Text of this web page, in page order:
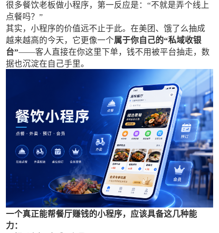
很多餐饮老板做小程序，第一反应是：“不就是弄个线上
点餐吗？”
其实，小程序的价值远不止于此。在美团、饿了么抽成
越来越高的今天，它更像一个属于你自己的“私域收银
台”——客人直接在你这里下单，钱不用被平台抽走，数
据也沉淀在自己手里。
一个真正能帮餐厅赚钱的小程序，应该具备这几种能
力：